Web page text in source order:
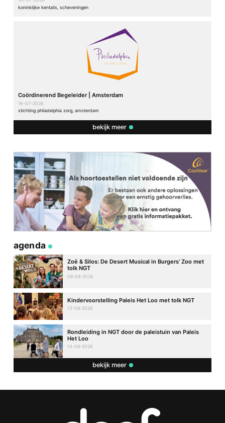
koninklijke kentalis, scheveningen
Coördinerend Begeleider | Amsterdam
16-07-2026
stichting philadelphia zorg, amsterdam
bekijk meer
agenda
Zoë & Silos: De Desert Musical in Burgers’ Zoo met
tolk NGT
08-08-2026
Kindervoorstelling Paleis Het Loo met tolk NGT
13-08-2026
Rondleiding in NGT door de paleistuin van Paleis
Het Loo
14-08-2026
bekijk meer